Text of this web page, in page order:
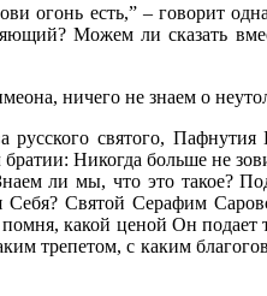
огонь есть,” – говорит
Можем ли сказать
ничего не знаем о
святого,
Никогда больше не
ли мы, что это такое?
Святой Серафим
какой ценой Он подает
трепетом, с каким